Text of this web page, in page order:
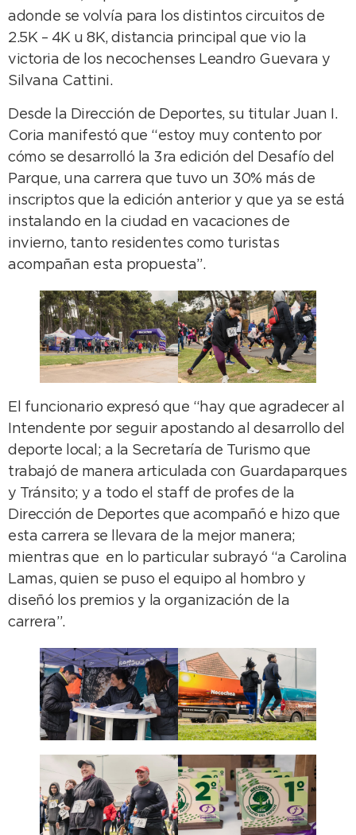
adonde se volvía para los distintos circuitos de
2.5K – 4K u 8K, distancia principal que vio la
victoria de los necochenses Leandro Guevara y
Silvana Cattini.
Desde la Dirección de Deportes, su titular Juan I.
Coria manifestó que “estoy muy contento por
cómo se desarrolló la 3ra edición del Desafío del
Parque, una carrera que tuvo un 30% más de
inscriptos que la edición anterior y que ya se está
instalando en la ciudad en vacaciones de
invierno, tanto residentes como turistas
acompañan esta propuesta”.
El funcionario expresó que “hay que agradecer al
Intendente por seguir apostando al desarrollo del
deporte local; a la Secretaría de Turismo que
trabajó de manera articulada con Guardaparques
y Tránsito; y a todo el staff de profes de la
Dirección de Deportes que acompañó e hizo que
esta carrera se llevara de la mejor manera;
mientras que en lo particular subrayó “a Carolina
Lamas, quien se puso el equipo al hombro y
diseñó los premios y la organización de la
carrera”.